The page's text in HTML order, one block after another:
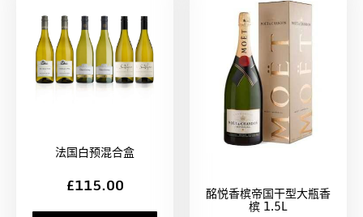
法国白预混合盒
£115.00 酩悦香槟帝国干型大瓶香
槟 1.5L